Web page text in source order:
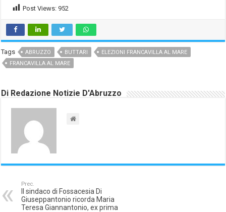
Post Views: 952
Tags ABRUZZO BUTTARI
ELEZIONI FRANCAVILLA AL MARE
FRANCAVILLA AL MARE
Di Redazione Notizie D'Abruzzo
Prec.
Il sindaco di Fossacesia Di
Giuseppantonio ricorda Maria
Teresa Giannantonio, ex prima